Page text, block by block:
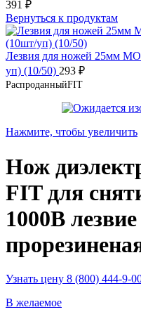
391 ₽
Вернуться к продуктам
Лезвия для ножей 25мм
уп) (10/50) 293 ₽
РаспроданныйFIT
Нажмите, чтобы увеличить
Нож
FIT для
1000B
Узнать цену 8 (800) 444-9-
В желаемое